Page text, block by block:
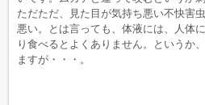
ただただ、見た目が気持ち悪い不快害
悪い。とは言っても、体液には、人体
り食べるとよくありません。というか
ますが・・・。